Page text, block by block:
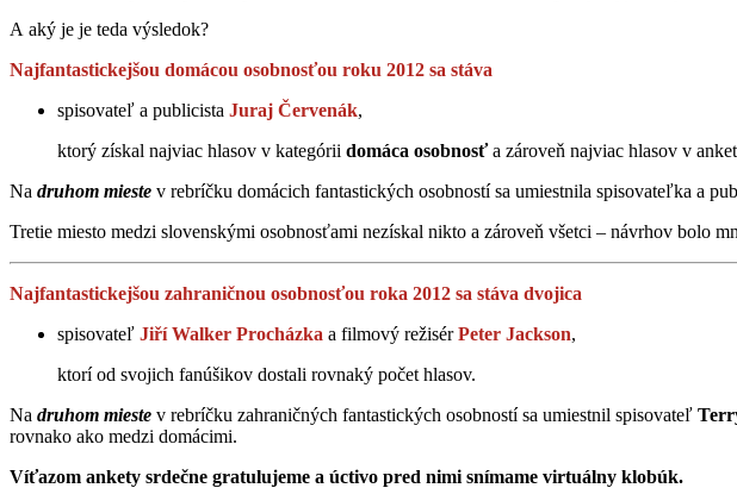
A aký je je teda výsledok?
Najfantastickejšou domácou osobnosťou roku 2012 sa stáva
spisovateľ a publicista Juraj Červenák,
ktorý získal najviac hlasov v kategórii domáca osobnosťa zároveň najviac hlasov v
Na druhom mieste v rebríčku domácich fantastických osobností sa umiestnila spisovateľka a
Tretie miesto medzi slovenskými osobnosťami nezískal nikto a zároveň všetci – návrhov bolo
Najfantastickejšou zahraničnou osobnosťou roka 2012 sa stáva dvojica
spisovateľ Jiří Walker Procházka a filmový režisérPeter Jackson,
ktorí od svojich fanúšikov dostali rovnaký počet hlasov.
Na druhom mieste v rebríčku zahraničných fantastických osobností sa umiestnil spisovateľ
rovnako ako medzi domácimi.
Víťazom ankety srdečne gratulujeme a úctivo pred nimi snímame virtuálny klobúk.